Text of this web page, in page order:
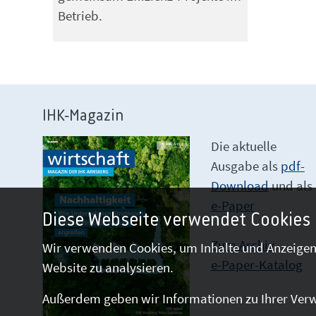
Betrieb.
IHK-Magazin
Die aktuelle
Ausgabe als pdf-
Downloadund als
e-Paper
Zum Archiv
e-Paper-Katalog
Diese Webseite verwendet Cookies
Wir verwenden Cookies, um Inhalte und
Website zu analysieren.
Außerdem geben wir Informationen zu Ihrer